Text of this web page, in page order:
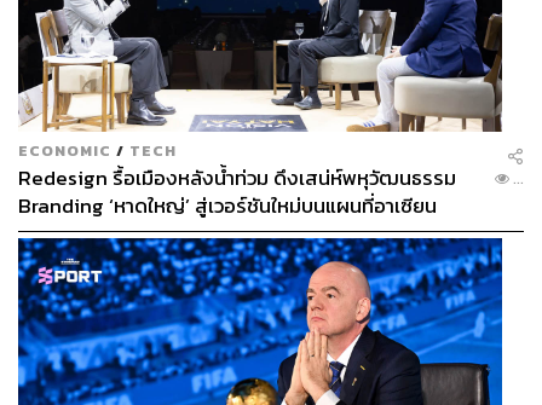
ECONOMIC / TECH
Redesign รื้อเมืองหลังน้ำท่วม ดึงเสน่ห์พหุวัฒนธรรม
Branding ‘หาดใหญ่’ สู่เวอร์ชันใหม่บนแผนที่อาเซียน
...